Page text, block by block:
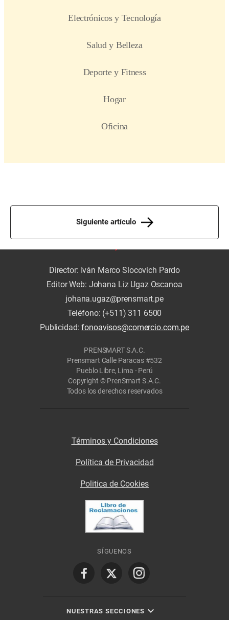
Siguiente artículo
Director: Iván Marco Slocovich Pardo
Editor Web: Johana Liz Ugaz Oscanoa
johana.ugaz@prensmart.pe
Teléfono: (+511) 311 6500
Publicidad:fonoavisos@comercio.com.pe
PRENSMART S.A.C.
Prensmart Calle Paracas #532
Pueblo Libre, Lima - Perú
Copyright © PrenSmart S.A.C.
Todos los derechos reservados
Términos y Condiciones
Política de Privacidad
Politica de Cookies
SÍGUENOS
NUESTRAS SECCIONES